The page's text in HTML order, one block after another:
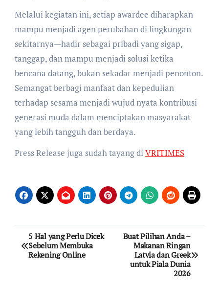
Melalui kegiatan ini, setiap awardee diharapkan
mampu menjadi agen perubahan di lingkungan
sekitarnya—hadir sebagai pribadi yang sigap,
tanggap, dan mampu menjadi solusi ketika
bencana datang, bukan sekadar menjadi penonton.
Semangat berbagi manfaat dan kepedulian
terhadap sesama menjadi wujud nyata kontribusi
generasi muda dalam menciptakan masyarakat
yang lebih tangguh dan berdaya.
Press Release juga sudah tayang diVRITIMES
Post
navigation
5 Hal yang Perlu Dicek
Sebelum Membuka
Rekening Online
Buat Pilihan Anda –
Makanan Ringan
Latvia dan Greek
untuk Piala Dunia
2026